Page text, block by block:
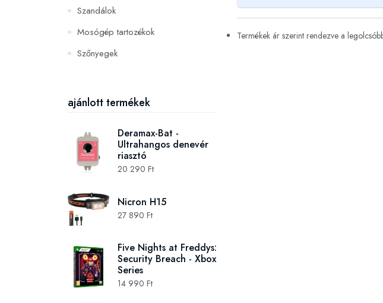
Szandálok
Mosógép tartozékok
Szőnyegek
Szerszámok és gépek
ajánlott termékek
Deramax-Bat -
Ultrahangos denevér
riasztó
20 290 Ft
Nicron H15
27 890 Ft
Five Nights at Freddys:
Security Breach - Xbox
Series
14 990 Ft
Termékek ár szerint rendezve a